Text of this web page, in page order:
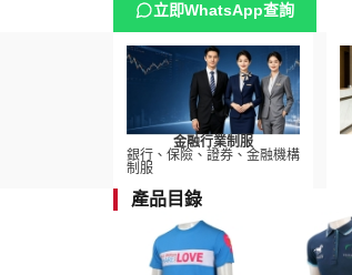
立即WhatsApp查詢
金融行業制服
銀行、保險、證券、金融機構
制服
產品目錄